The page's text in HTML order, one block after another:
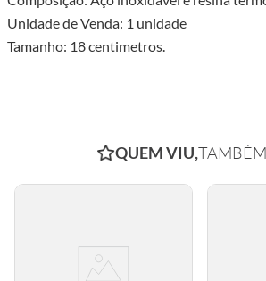
Unidade de Venda: 1 unidade
Tamanho: 18 centimetros.
QUEM VIU,